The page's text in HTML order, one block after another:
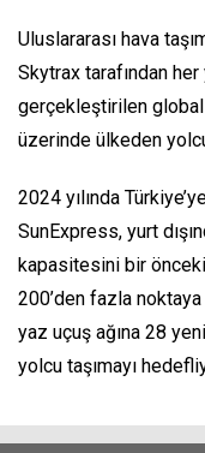
Uluslararası hava
Skytrax tarafından
gerçekleştirilen global
üzerinde ülkeden
2024 yılında
SunExpress, yurt
kapasitesini bir önceki
200’den fazla
yaz uçuş ağına 28
yolcu taşımayı